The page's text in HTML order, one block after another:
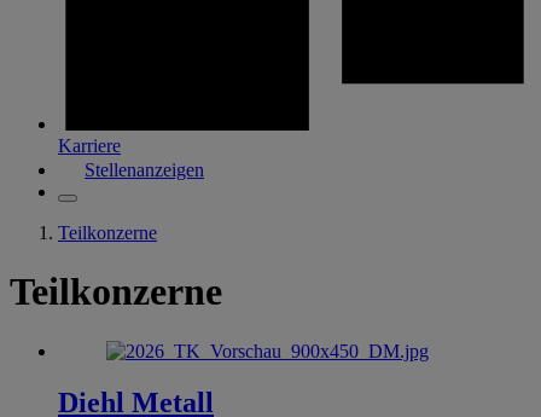
Karriere
Stellenanzeigen
Teilkonzerne
Teilkonzerne
Diehl Metall